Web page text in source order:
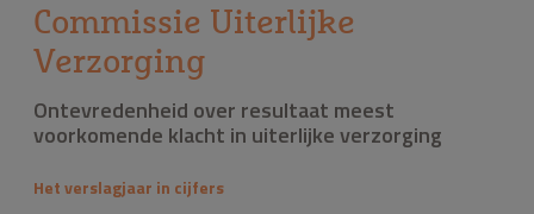
Commissie Uiterlijke
Verzorging
Ontevredenheid over resultaat meest
voorkomende klacht in uiterlijke verzorging
Het verslagjaar in cijfers